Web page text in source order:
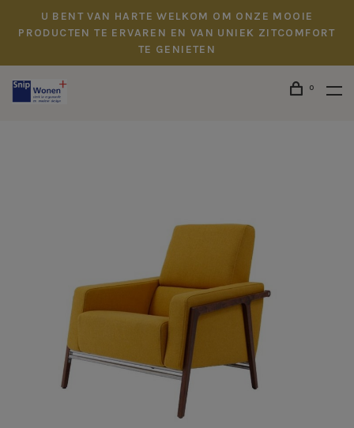
U BENT VAN HARTE WELKOM OM ONZE MOOIE
PRODUCTEN TE ERVAREN EN VAN UNIEK ZITCOMFORT
TE GENIETEN
0